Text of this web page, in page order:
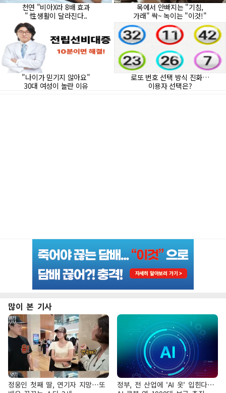
많이 본 기사
정웅인 첫째 딸, 연기자 지망…또
정부, 전 산업에 'AI 옷' 입힌다…